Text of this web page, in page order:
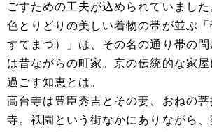
ごすための工夫が込められていました
色とりどりの美しい着物の帯が並ぶ
すてまつ）」は、その名の通り帯の
は昔ながらの町家。京の伝統的な家
過ごす知恵とは。
高台寺は豊臣秀吉とその妻、おねの
寺。祇園という街なかにありながら